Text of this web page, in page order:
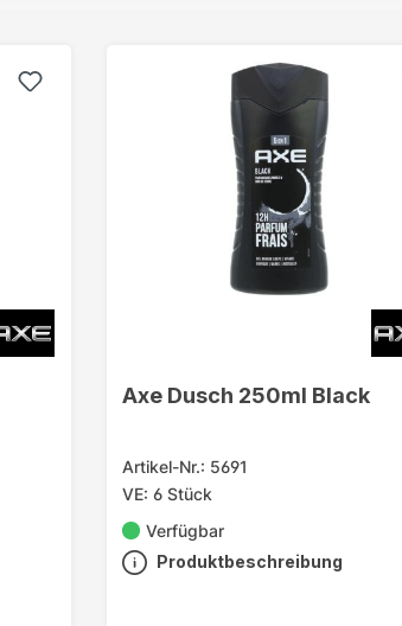
Axe Dusch 250ml Black
Artikel-Nr.: 5691
VE: 6 Stück
Verfügbar
Produktbeschreibung